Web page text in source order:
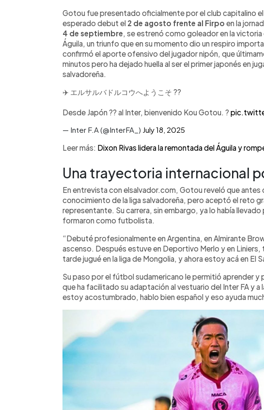
Salvador ha sido rápida gracias al recibimiento de
tranquilidad del país y fan de las pupusas, el
y abrir puertas para más futbolistas asiáticos.
Gotou fue presentado oficialmente por el club capitalino
esperado debut el 2 de agosto frente al Firpo en la
4 de septiembre , se estrenó como goleador en la
Águila, un triunfo que en su momento dio un respiro
confirmó el aporte ofensivo del jugador nipón, que
minutos pero ha dejado huella al ser el primer japonés en
salvadoreña.
✈️ エルサルバドルコウへようこそ ??
Desde Japón ?? al Inter, bienvenido Kou Gotou. ?
— Inter F.A (@InterFA_) July 18, 2025
Leer más: Dixon Rivas lidera la remontada del Águila y
Una trayectoria internacional
En entrevista con elsalvador.com, Gotou reveló que antes
conocimiento de la liga salvadoreña, pero aceptó el reto
representante. Su carrera, sin embargo, ya lo había
formaron como futbolista.
“Debuté profesionalmente en Argentina, en Almirante
ascenso. Después estuve en Deportivo Merlo y en Liniers,
tarde jugué en la liga de Mongolia, y ahora estoy acá en El
Su paso por el fútbol sudamericano le permitió aprender y
que ha facilitado su adaptación al vestuario del Inter FA y a
estoy acostumbrado, hablo bien español y eso ayuda